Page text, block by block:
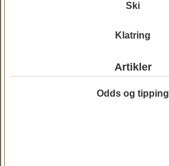
Ski
Klatring
Artikler
Odds og tipping